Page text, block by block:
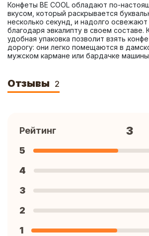
Конфеты BE COOL обладают по-
вкусом, который раскрывается
несколько секунд, и надолго
благодаря эвкалипту в своем составе.
удобная упаковка позволит взять
дорогу: они легко помещаются в
мужском кармане или бардачке
Отзывы 2
Рейтинг 3
5
4
3
2
1